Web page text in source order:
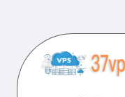
content